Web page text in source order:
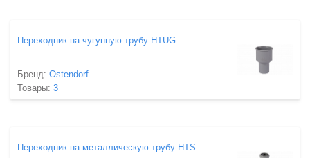
Переходник на чугунную трубу HTUG
Бренд: Ostendorf
Товары: 3
Переходник на металлическую трубу HTS